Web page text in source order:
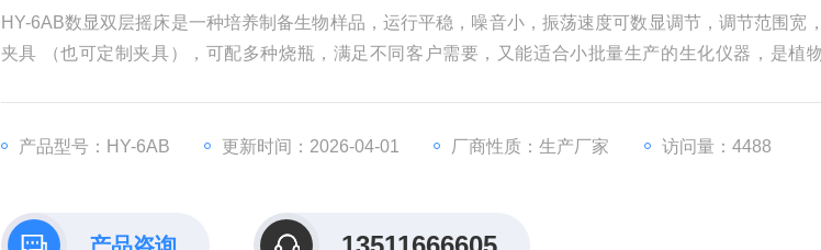
HY-6AB数显双层摇床是一种培养制备生物样品，运行平稳，噪音小，振荡速度可数显调节，调节范围宽
夹具 （也可定制夹具），可配多种烧瓶，满足不同客户需要，又能适合小批量生产的生化仪器，是植
产品型号：HY-6AB 更新时间：2026-04-01 厂商性质：生产厂家 访问量：4488